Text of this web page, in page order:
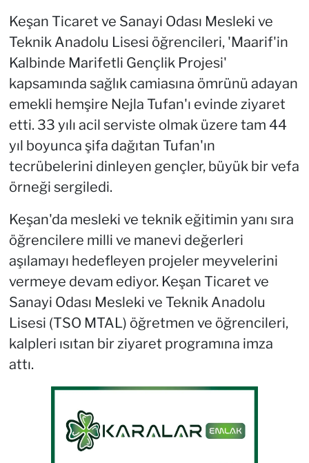
Keşan Ticaret ve Sanayi Odası Mesleki ve
Teknik Anadolu Lisesi öğrencileri, 'Maarif'in
Kalbinde Marifetli Gençlik Projesi'
kapsamında sağlık camiasına ömrünü adayan
emekli hemşire Nejla Tufan'ı evinde ziyaret
etti. 33 yılı acil serviste olmak üzere tam 44
yıl boyunca şifa dağıtan Tufan'ın
tecrübelerini dinleyen gençler, büyük bir vefa
örneği sergiledi.
Keşan'da mesleki ve teknik eğitimin yanı sıra
öğrencilere milli ve manevi değerleri
aşılamayı hedefleyen projeler meyvelerini
vermeye devam ediyor. Keşan Ticaret ve
Sanayi Odası Mesleki ve Teknik Anadolu
Lisesi (TSO MTAL) öğretmen ve öğrencileri,
kalpleri ısıtan bir ziyaret programına imza
attı.